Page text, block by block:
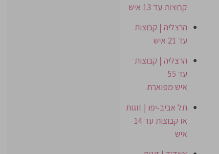
קבוצות עד 13 איש
הרצליה | קבוצות
עד 21 איש
הרצליה | קבוצות
עד 55
איש מפוארת
תל אביב-יפו | זוגות
או קבוצות עד 14
איש